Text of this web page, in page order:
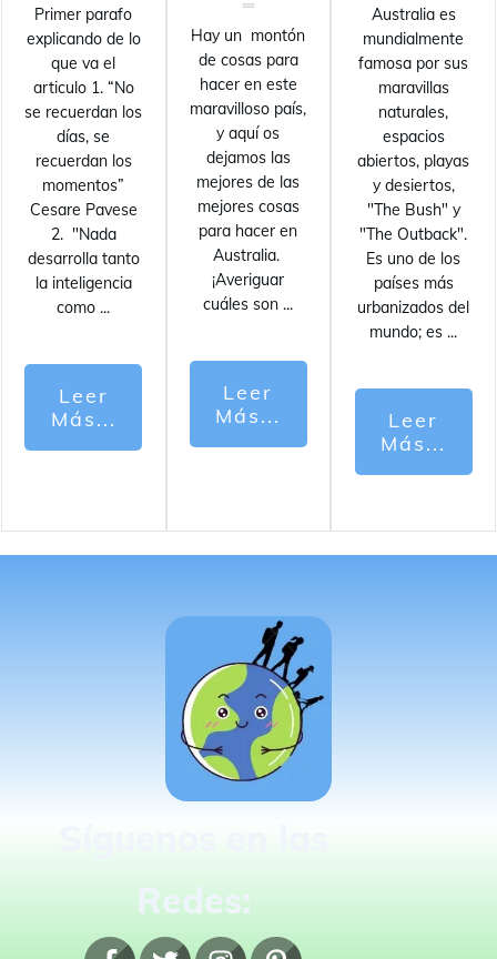
Primer parafo
explicando de lo
que va el
articulo 1. “No
se recuerdan los
días, se
recuerdan los
momentos”
Cesare Pavese
2. "Nada
desarrolla tanto
la inteligencia
como ...
Leer
Más...
Hay un montón
de cosas para
hacer en este
maravilloso país,
y aquí os
dejamos las
mejores de las
mejores cosas
para hacer en
Australia.
¡Averiguar
cuáles son ...
Leer
Más...
Australia es
mundialmente
famosa por sus
maravillas
naturales,
espacios
abiertos, playas
y desiertos,
"The Bush" y
"The Outback".
Es uno de los
países más
urbanizados del
mundo; es ...
Leer
Más...
Redes: